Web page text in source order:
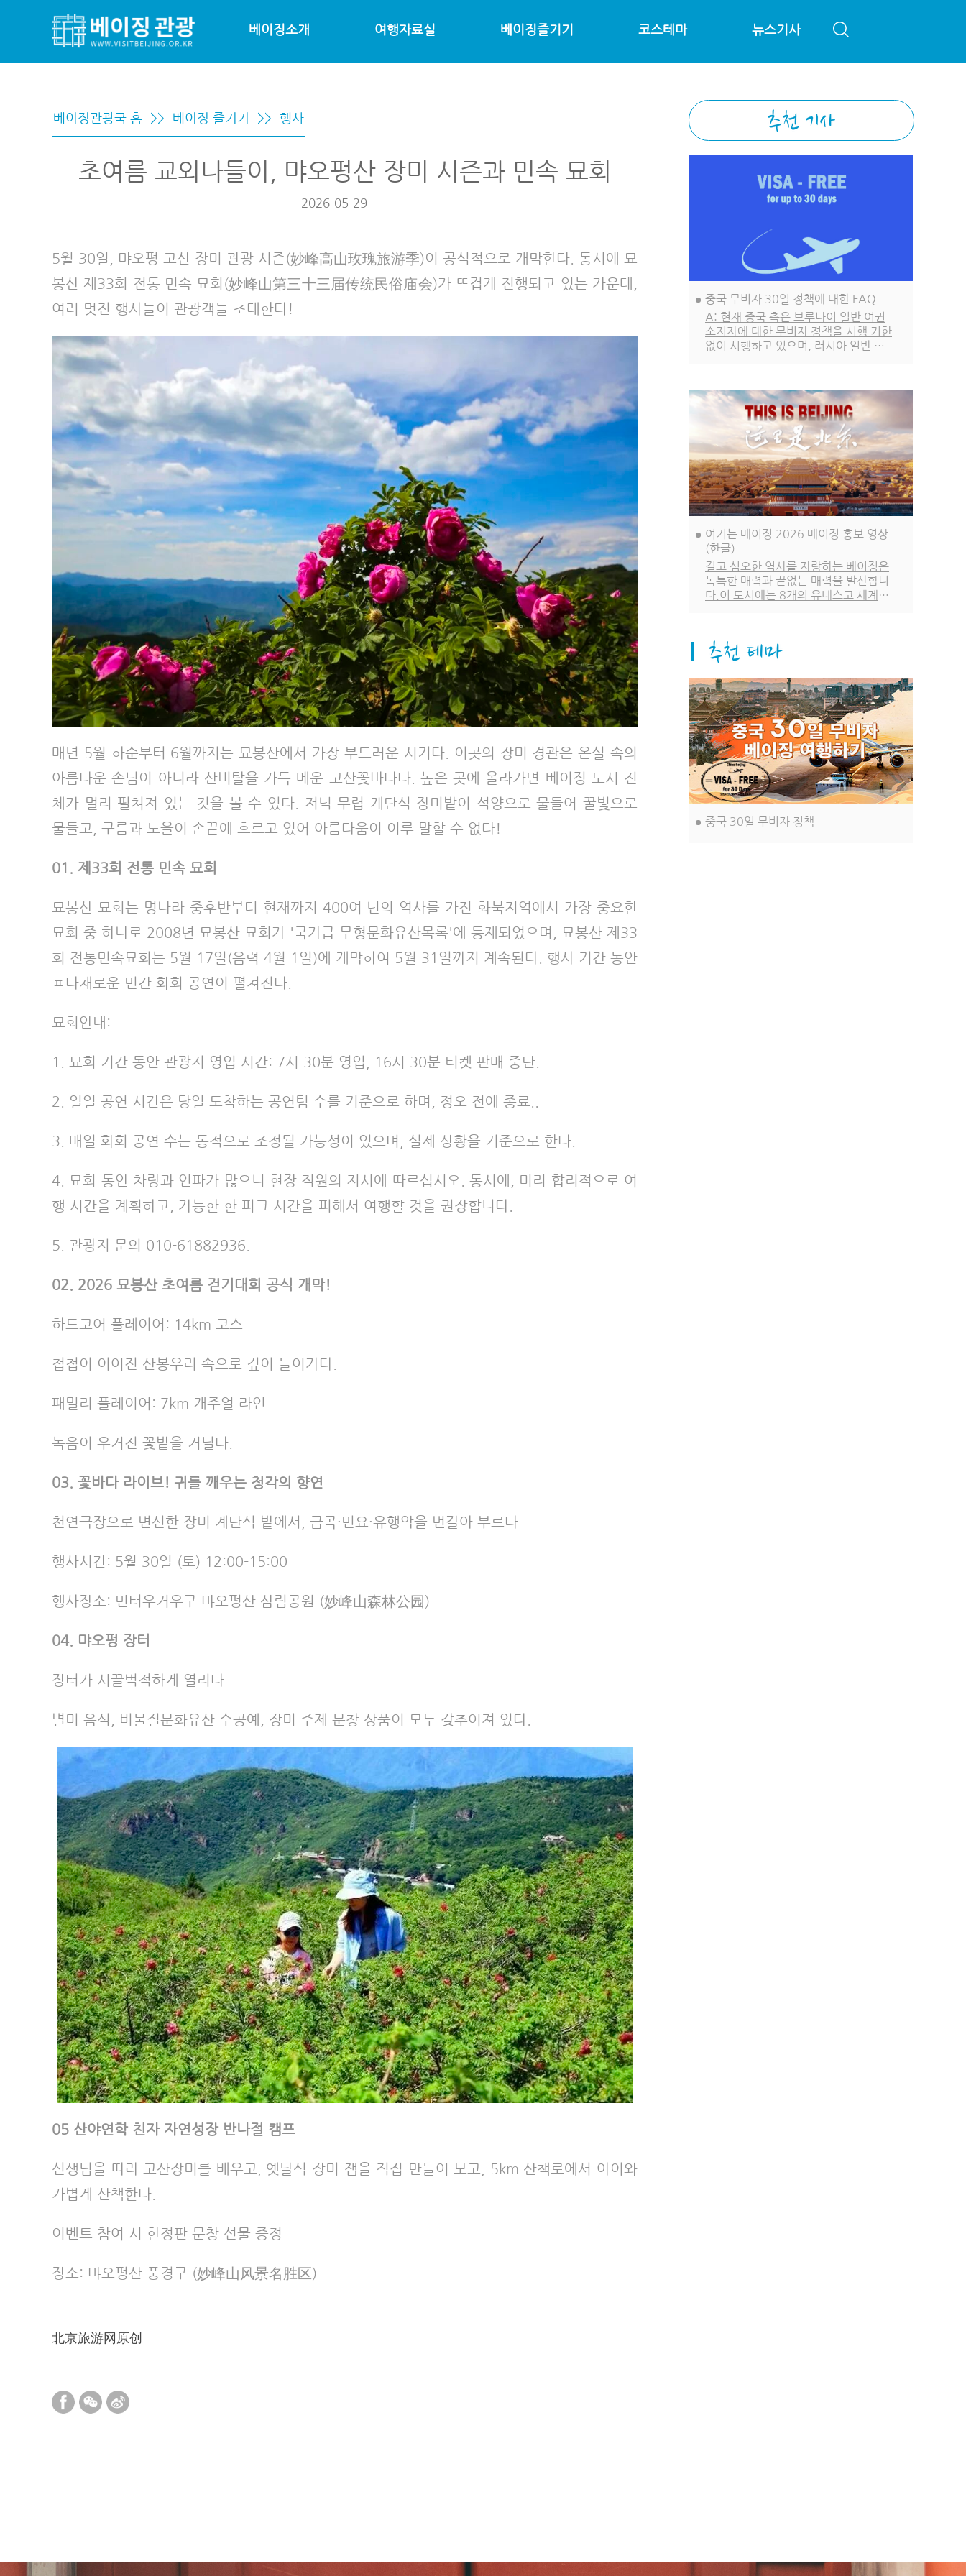
베이징소개 여행자료실 베이징즐기기 코스테마 뉴스기사
베이징관광국 홈 >> 베이징 즐기기 >> 행사
초여름 교외나들이, 먀오펑산 장미 시즌과 민속 묘회
2026-05-29
5월 30일, 먀오펑 고산 장미 관광 시즌(妙峰高山玫瑰旅游季)이 공식적으로 개막한다. 동시에 묘
봉산 제33회 전통 민속 묘회(妙峰山第三十三届传统民俗庙会)가 뜨겁게 진행되고 있는 가운데,
여러 멋진 행사들이 관광객들 초대한다!
매년 5월 하순부터 6월까지는 묘봉산에서 가장 부드러운 시기다. 이곳의 장미 경관은 온실 속의
아름다운 손님이 아니라 산비탈을 가득 메운 고산꽃바다다. 높은 곳에 올라가면 베이징 도시 전
체가 멀리 펼쳐져 있는 것을 볼 수 있다. 저녁 무렵 계단식 장미밭이 석양으로 물들어 꿀빛으로
물들고, 구름과 노을이 손끝에 흐르고 있어 아름다움이 이루 말할 수 없다!
01. 제33회 전통 민속 묘회
묘봉산 묘회는 명나라 중후반부터 현재까지 400여 년의 역사를 가진 화북지역에서 가장 중요한
묘회 중 하나로 2008년 묘봉산 묘회가 '국가급 무형문화유산목록'에 등재되었으며, 묘봉산 제33
회 전통민속묘회는 5월 17일(음력 4월 1일)에 개막하여 5월 31일까지 계속된다. 행사 기간 동안
ㅍ다채로운 민간 화회 공연이 펼쳐진다.
묘회안내:
1. 묘회 기간 동안 관광지 영업 시간: 7시 30분 영업, 16시 30분 티켓 판매 중단.
2. 일일 공연 시간은 당일 도착하는 공연팀 수를 기준으로 하며, 정오 전에 종료..
3. 매일 화회 공연 수는 동적으로 조정될 가능성이 있으며, 실제 상황을 기준으로 한다.
4. 묘회 동안 차량과 인파가 많으니 현장 직원의 지시에 따르십시오. 동시에, 미리 합리적으로 여
행 시간을 계획하고, 가능한 한 피크 시간을 피해서 여행할 것을 권장합니다.
5. 관광지 문의 010-61882936.
02. 2026 묘봉산 초여름 걷기대회 공식 개막!
하드코어 플레이어: 14km 코스
첩첩이 이어진 산봉우리 속으로 깊이 들어가다.
패밀리 플레이어: 7km 캐주얼 라인
녹음이 우거진 꽃밭을 거닐다.
03. 꽃바다 라이브! 귀를 깨우는 청각의 향연
천연극장으로 변신한 장미 계단식 밭에서, 금곡·민요·유행악을 번갈아 부르다
행사시간: 5월 30일 (토) 12:00-15:00
행사장소: 먼터우거우구 먀오펑산 삼림공원 (妙峰山森林公园)
04. 먀오펑 장터
장터가 시끌벅적하게 열리다
별미 음식, 비물질문화유산 수공예, 장미 주제 문창 상품이 모두 갖추어져 있다.
05 산야연학 친자 자연성장 반나절 캠프
선생님을 따라 고산장미를 배우고, 옛날식 장미 잼을 직접 만들어 보고, 5km 산책로에서 아이와
가볍게 산책한다.
이벤트 참여 시 한정판 문창 선물 증정
장소: 먀오펑산 풍경구 (妙峰山风景名胜区)
北京旅游网原创
중국 무비자 30일 정책에 대한 FAQ
A: 현재 중국 측은 브루나이 일반 여권
소지자에 대한 무비자 정책을 시행 기한
없이 시행하고 있으며, 러시아 일반 여
지 48개국 일반 여권 소지자에 대한 무
비자 정책은 2026년 12월 31일까지
시행됩니다.
여기는 베이징 2026 베이징 홍보 영상
(한글)
길고 심오한 역사를 자랑하는 베이징은
독특한 매력과 끝없는 매력을 발산합니
다.이 도시에는 8개의 유네스코 세계문
빛나는 도시 문명이 계승되고 이어져 왔
습니다. 이러한 측면들이 이 도시, 바로
베이징을 더욱 아름답고 독특하게 만들
어 줍니다.
중국 30일 무비자 정책